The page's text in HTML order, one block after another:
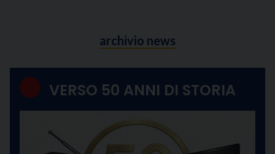
archivio news
VERSO 50 ANNI DI STORIA